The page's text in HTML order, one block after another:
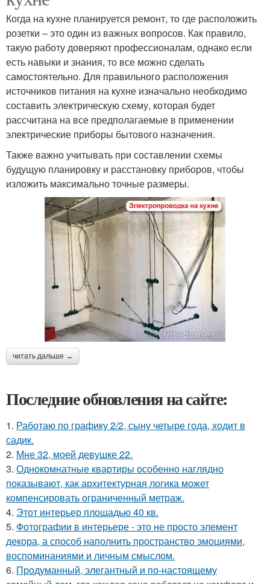
Когда на кухне планируется ремонт, то где расположить
розетки – это один из важных вопросов. Как правило,
такую работу доверяют профессионалам, однако если
есть навыки и знания, то все можно сделать
самостоятельно. Для правильного расположения
источников питания на кухне изначально необходимо
составить электрическую схему, которая будет
рассчитана на все предполагаемые в применении
электрические приборы бытового назначения.
Также важно учитывать при составлении схемы
будущую планировку и расстановку приборов, чтобы
изложить максимально точные размеры.
читать дальше →
Последние обновления на сайте:
1. Работаю по графику 2/2, сыну четыре года, ходит в
садик.
2. Мне 32, моей девушке 22.
3. Однокомнатные квартиры особенно наглядно
показывают, как архитектурная логика может
компенсировать ограниченный метраж.
4. Этот интерьер площадью 40 кв.
5. Фотографии в интерьере - это не просто элемент
декора, а способ наполнить пространство эмоциями,
воспоминаниями и личным смыслом.
6. Продуманный, элегантный и по-настоящему